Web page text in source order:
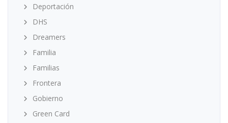
Deportación
DHS
Dreamers
Familia
Familias
Frontera
Gobierno
Green Card